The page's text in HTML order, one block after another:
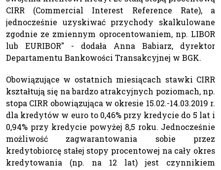
CIRR (Commercial Interest Reference Rate), a
jednocześnie uzyskiwać przychody skalkulowane
zgodnie ze zmiennym oprocentowaniem, np. LIBOR
lub EURIBOR" - dodała Anna Babiarz, dyrektor
Departamentu Bankowości Transakcyjnej w BGK.
Obowiązujące w ostatnich miesiącach stawki CIRR
kształtują się na bardzo atrakcyjnych poziomach, np.
stopa CIRR obowiązująca w okresie 15.02.-14.03.2019 r.
dla kredytów w euro to 0,46% przy kredycie do 5 lat i
0,94% przy kredycie powyżej 8,5 roku. Jednocześnie
możliwość zagwarantowania sobie przez
kredytobiorcę stałej stopy procentowej na cały okres
kredytowania (np. na 12 lat) jest czynnikiem